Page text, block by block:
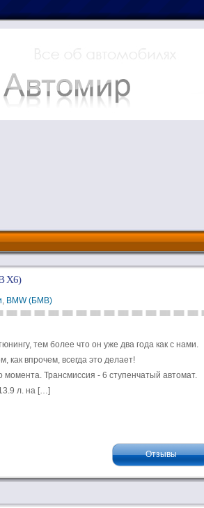
Х6)
, BMW (БМВ)
тем более что он уже два года как с нами.
как впрочем, всегда это делает!
Трансмиссия - 6 ступенчатый автомат.
л. на […]
Отзывы